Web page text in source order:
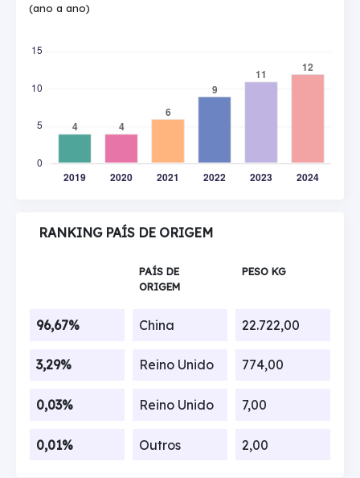
(ano a ano)
RANKING PAÍS DE ORIGEM
PAÍS DE
ORIGEM
PESO KG
96,67% China 22.722,00
3,29% Reino Unido 774,00
0,03% Reino Unido 7,00
0,01% Outros 2,00